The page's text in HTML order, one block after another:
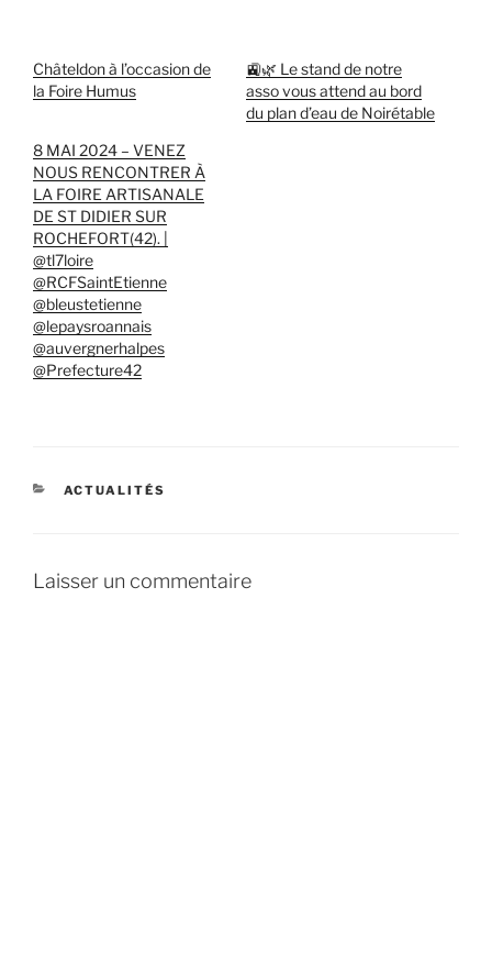
Châteldon à l’occasion de
la Foire Humus
🚉🌿 Le stand de notre
asso vous attend au bord
du plan d’eau de Noirétable
8 MAI 2024 – VENEZ
NOUS RENCONTRER À
LA FOIRE ARTISANALE
DE ST DIDIER SUR
ROCHEFORT(42). |
@tl7loire
@RCFSaintEtienne
@bleustetienne
@lepaysroannais
@auvergnerhalpes
@Prefecture42
CATÉGORIES
ACTUALITÉS
Laisser un commentaire